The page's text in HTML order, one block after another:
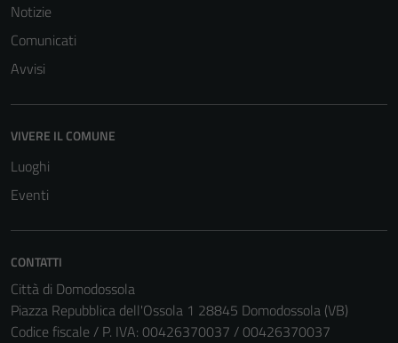
Notizie
Comunicati
Avvisi
VIVERE IL COMUNE
Luoghi
Eventi
CONTATTI
Città di Domodossola
Piazza Repubblica dell'Ossola 1 28845 Domodossola (VB)
Codice fiscale / P. IVA: 00426370037 / 00426370037